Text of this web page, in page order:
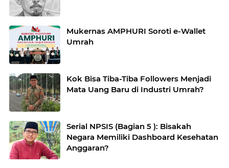
Mukernas AMPHURI Soroti e-Wallet
Umrah
Kok Bisa Tiba-Tiba Followers Menjadi
Mata Uang Baru di Industri Umrah?
Serial NPSIS (Bagian 5 ): Bisakah
Negara Memiliki Dashboard Kesehatan
Anggaran?